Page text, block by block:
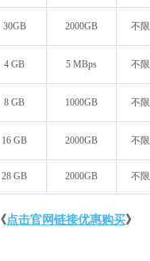
30GB 2000GB 不限
4 GB 5 MBps 不限
8 GB 1000GB 不限
16 GB 2000GB 不限
28 GB 2000GB 不限
《点击官网链接优惠购买》